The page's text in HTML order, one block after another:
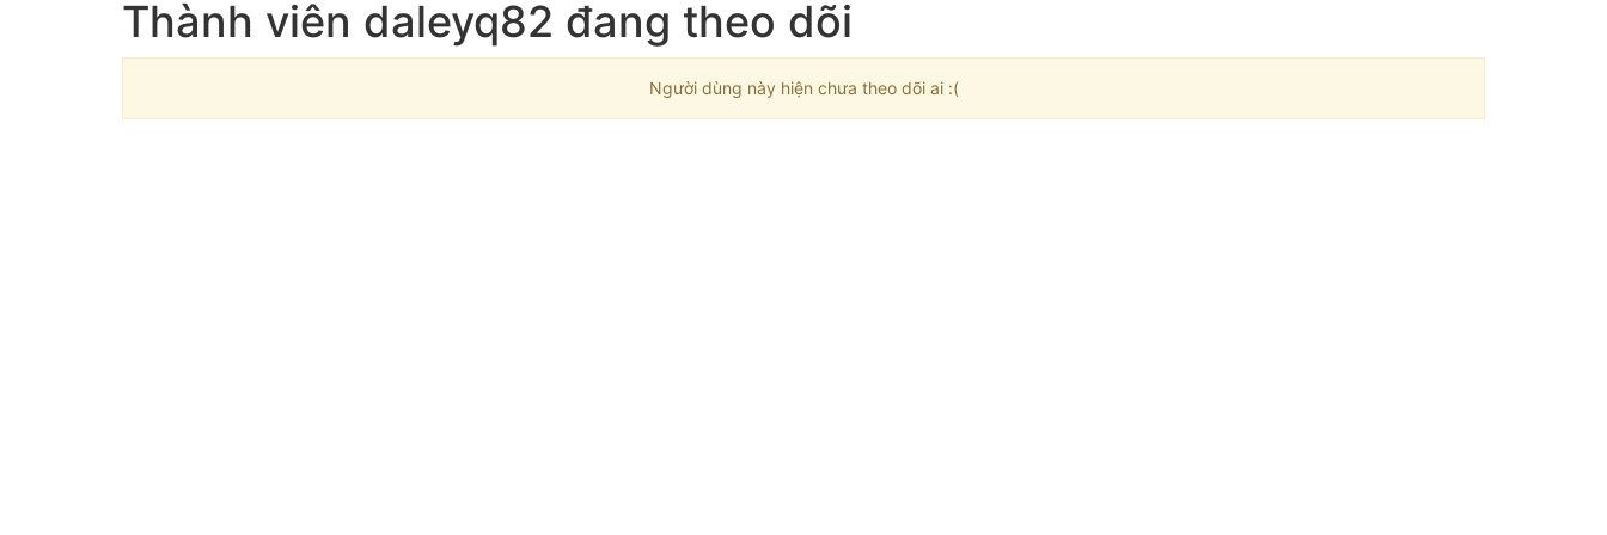
Thành viên daleyq82 đang theo dõi
Người dùng này hiện chưa theo dõi ai :(